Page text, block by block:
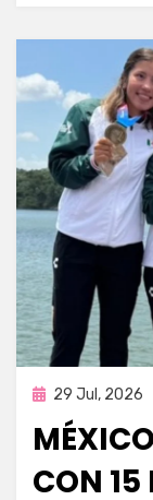
Publicada
29 Jul, 2026
CON 15